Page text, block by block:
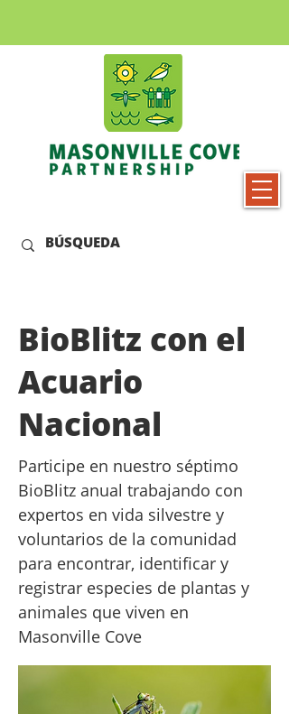
BioBlitz con el
Acuario
Nacional
Participe en nuestro séptimo
BioBlitz anual trabajando con
expertos en vida silvestre y
voluntarios de la comunidad
para encontrar, identificar y
registrar especies de plantas y
animales que viven en
Masonville Cove